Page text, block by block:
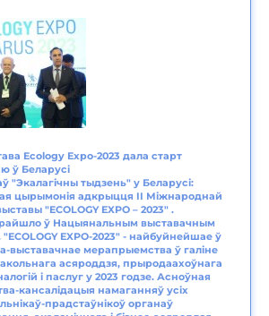
Ecology Expo-2023 дала старт
ў Беларусі
"Экалагічны тыдзень" у Беларусі:
цырымонія адкрыцця II Міжнароднай
"ECOLOGY EXPO – 2023" .
ў Нацыянальным выставачным
EXPO-2023" - найбуйнейшае ў
выставачнае мерапрыемства ў галіне
асяроддзя, прыродаахоўнага
і паслуг у 2023 годзе. Асноўная
кансалідацыя намаганняў усіх
прадстаўнікоў органаў